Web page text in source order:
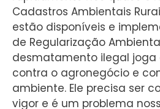
Cadastros Ambientais
estão disponíveis e
de Regularização
desmatamento ilegal joga
contra o agronegócio e
ambiente. Ele precisa ser
vigor e é um problema